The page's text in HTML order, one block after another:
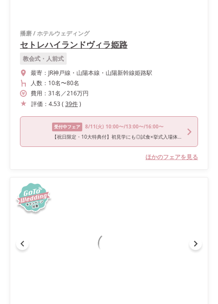
播磨/ホテルウェディング
セトレハイランドヴィラ姫路
教会式・人前式
最寄： JR神戸線・山陽本線・山陽新幹線姫路駅
人数： 10名〜80名
費用： 31名 ／216万円
評価： 4.53( 39件)
受付中フェア 8/11(火) 10:00〜/13:00〜/16:00〜
【祝日限定・10大特典付】初見学にも◎試食×挙式入場体験！
ほかのフェアを見る